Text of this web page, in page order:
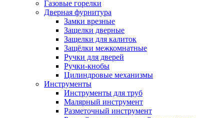
Газовые горелки
Дверная фурнитура
Замки врезные
Защелки дверные
Защелки для калиток
Защёлки межкомнатные
Ручки для дверей
Ручки-кнобы
Цилиндровые механизмы
Инструменты
Инструменты для труб
Малярный инструмент
Разметочный инструмент